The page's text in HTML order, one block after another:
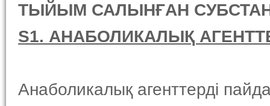
ТЫЙЫМ САЛЫНҒАН
S1. АНАБОЛИКАЛЫҚ
Анаболикалық агенттерді